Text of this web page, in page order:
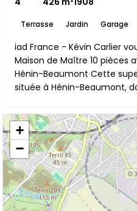
Terrasse Jardin Garage
iad France - Kévin Carlier
Maison de Maître 10 pièces
Hénin-Beaumont Cette
située à Hénin-Beaumont,
+
−